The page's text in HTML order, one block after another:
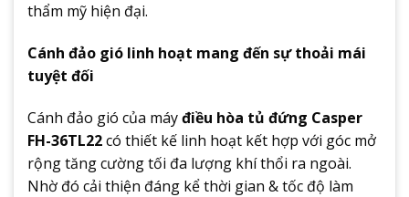
thẩm mỹ hiện đại.
Cánh đảo gió linh hoạt mang đến sự thoải mái
tuyệt đối
Cánh đảo gió của máyđiều hòa tủ đứng Casper
FH-36TL22có thiết kế linh hoạt kết hợp với góc mở
rộng tăng cường tối đa lượng khí thổi ra ngoài.
Nhờ đó cải thiện đáng kể thời gian & tốc độ làm